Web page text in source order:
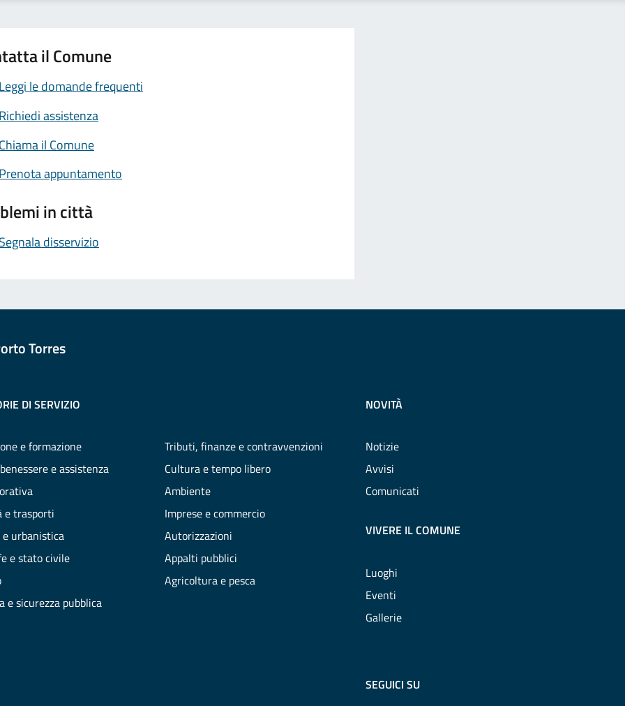
il Comune
le domande frequenti
assistenza
il Comune
appuntamento
in città
disservizio
Torres
DI SERVIZIO
e formazione
e assistenza
e trasporti
urbanistica
e stato civile
e sicurezza pubblica
Tributi, finanze e contravvenzioni
Cultura e tempo libero
Ambiente
Imprese e commercio
Autorizzazioni
Appalti pubblici
Agricoltura e pesca
NOVITÀ
Notizie
Avvisi
Comunicati
VIVERE IL COMUNE
Luoghi
Eventi
Gallerie
SEGUICI SU